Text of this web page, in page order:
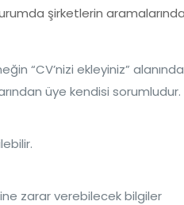
şirketlerin aramalarında
“CV’nizi ekleyiniz”
üye kendisi sorumludur.
zarar verebilecek bilgiler